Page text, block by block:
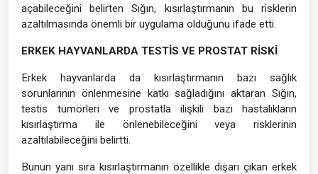
açabileceğini belirten Sığın, kısırlaştırmanın bu risklerin
azaltılmasında önemli bir uygulama olduğunu ifade etti.
ERKEK HAYVANLARDA TESTİS VE PROSTAT RİSKİ
Erkek hayvanlarda da kısırlaştırmanın bazı sağlık
sorunlarının önlenmesine katkı sağladığını aktaran Sığın,
testis tümörleri ve prostatla ilişkili bazı hastalıkların
kısırlaştırma ile önlenebileceğini veya risklerinin
azaltılabileceğini belirtti.
Bunun yanı sıra kısırlaştırmanın özellikle dışarı çıkan erkek